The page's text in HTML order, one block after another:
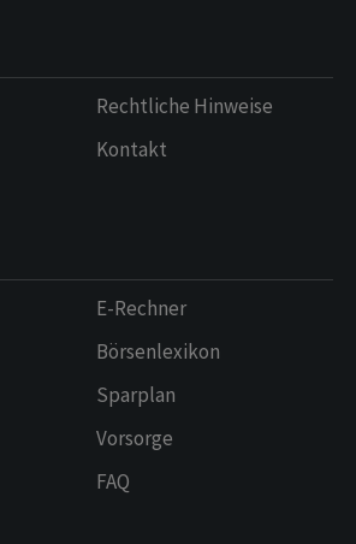
Rechtliche Hinweise
Kontakt
E-Rechner
Börsenlexikon
Sparplan
Vorsorge
FAQ